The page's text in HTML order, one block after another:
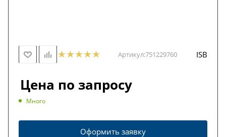
Артикул:751229760 ISB
Цена по запросу
Много
Оформить заявку